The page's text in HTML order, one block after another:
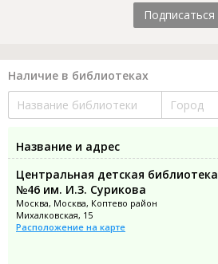
Подписаться
Наличие в библиотеках
Название и адрес
Центральная детская библиотека
№46 им. И.З. Сурикова
Москва, Москва, Коптево район
Михалковская, 15
Расположение на карте